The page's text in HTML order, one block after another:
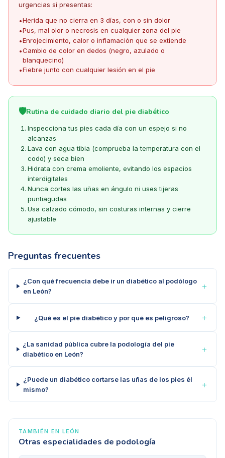
urgencias si presentas:
•Herida que no cierra en 3 días, con o sin dolor
•Pus, mal olor o necrosis en cualquier zona del pie
•Enrojecimiento, calor o inflamación que se extiende
•Cambio de color en dedos (negro, azulado o
blanquecino)
•Fiebre junto con cualquier lesión en el pie
🛡️Rutina de cuidado diario del pie diabético
Inspecciona tus pies cada día con un espejo si no
alcanzas
Lava con agua tibia (comprueba la temperatura con el
codo) y seca bien
Hidrata con crema emoliente, evitando los espacios
interdigitales
Nunca cortes las uñas en ángulo ni uses tijeras
puntiagudas
Usa calzado cómodo, sin costuras internas y cierre
ajustable
Preguntas frecuentes
¿Con qué frecuencia debe ir un diabético al podólogo
en León?
＋
¿Qué es el pie diabético y por qué es peligroso? ＋
¿La sanidad pública cubre la podología del pie
diabético en León?
＋
¿Puede un diabético cortarse las uñas de los pies él
mismo?
＋
TAMBIÉN EN LEÓN
Otras especialidades de podología